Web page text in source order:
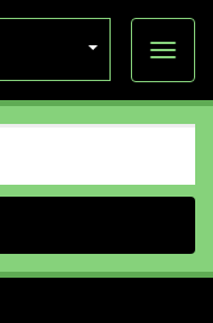
Ava